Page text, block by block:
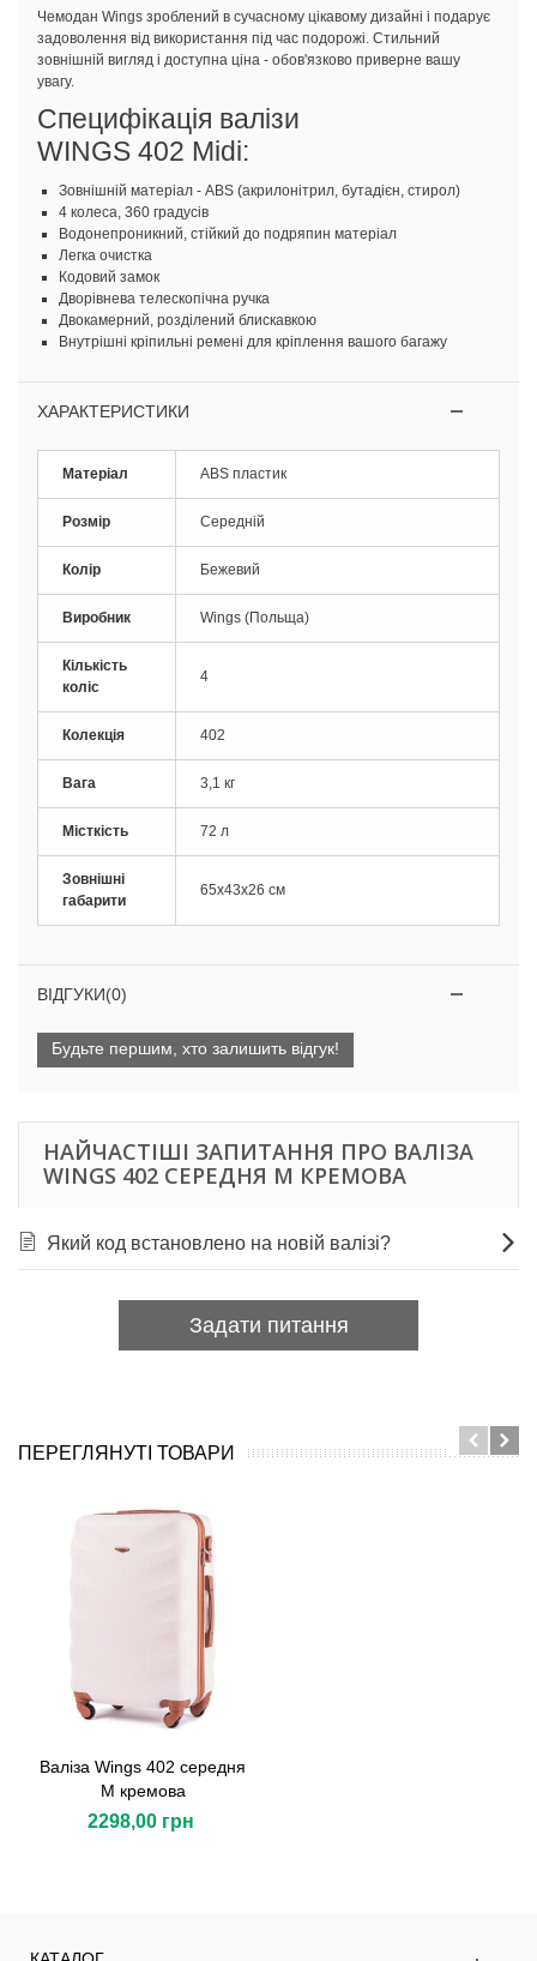
Чемодан Wings зроблений в сучасному цікавому дизайні і подарує
задоволення від використання під час подорожі. Стильний
зовнішній вигляд і доступна ціна - обов'язково приверне вашу
увагу.
Специфікація валізи
WINGS 402 Midi:
Зовнішній матеріал - ABS (акрилонітрил, бутадієн, стирол)
4 колеса, 360 градусів
Водонепроникний, стійкий до подряпин матеріал
Легка очистка
Кодовий замок
Дворівнева телескопічна ручка
Двокамерний, розділений блискавкою
Внутрішні кріпильні ремені для кріплення вашого багажу
ХАРАКТЕРИСТИКИ
Матеріал ABS пластик
Розмір Середній
Колір Бежевий
Виробник Wings (Польща)
Кількість
коліс
4
Колекція 402
Вага 3,1 кг
Місткість 72 л
Зовнішні
габарити
65х43х26 см
ВІДГУКИ(0)
Будьте першим, хто залишить відгук!
НАЙЧАСТІШІ ЗАПИТАННЯ ПРО ВАЛІЗА
WINGS 402 СЕРЕДНЯ M КРЕМОВА
Який код встановлено на новій валізі?
Задати питання
ПЕРЕГЛЯНУТІ ТОВАРИ
Валіза Wings 402 середня
M кремова
2298,00 грн